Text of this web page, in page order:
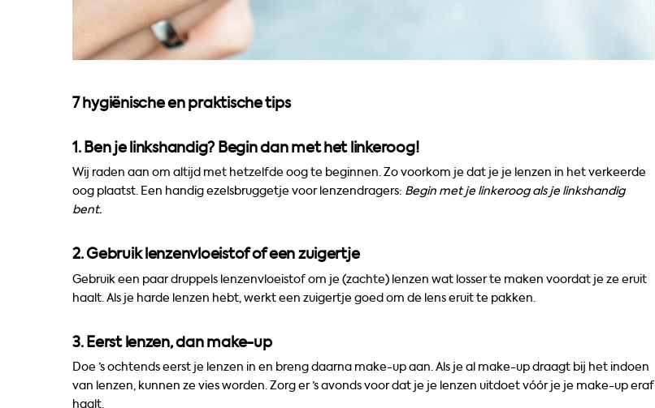
7 hygiënische en praktische tips
1. Ben je linkshandig? Begin dan met het linkeroog!
Wij raden aan om altijd met hetzelfde oog te beginnen. Zo voorkom je dat je je lenzen in het verkeerde
oog plaatst. Een handig ezelsbruggetje voor lenzendragers: Begin met je linkeroog als je linkshandig
bent.
2. Gebruik lenzenvloeistof of een zuigertje
Gebruik een paar druppels lenzenvloeistof om je (zachte) lenzen wat losser te maken voordat je ze eruit
haalt. Als je harde lenzen hebt, werkt een zuigertje goed om de lens eruit te pakken.
3. Eerst lenzen, dan make-up
Doe ’s ochtends eerst je lenzen in en breng daarna make-up aan. Als je al make-up draagt bij het indoen
van lenzen, kunnen ze vies worden. Zorg er ’s avonds voor dat je je lenzen uitdoet vóór je je make-up eraf
haalt.